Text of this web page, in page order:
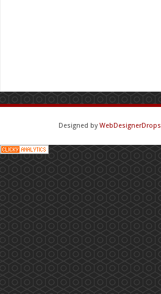
Designed byWebDesignerDrops